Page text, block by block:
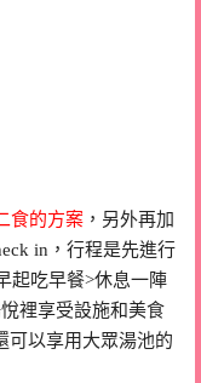
食的方案 ，另外再加
in，行程是先進行
起吃早餐>休息一陣
裡享受設施和美食
可以享用大眾湯池的